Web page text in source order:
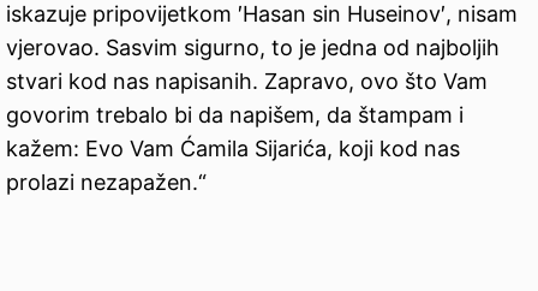
iskazuje pripovijetkom ′Hasan sin Huseinov′, nisam
vjerovao. Sasvim sigurno, to je jedna od najboljih
stvari kod nas napisanih. Zapravo, ovo što Vam
govorim trebalo bi da napišem, da štampam i
kažem: Evo Vam Ćamila Sijarića, koji kod nas
prolazi nezapažen.“